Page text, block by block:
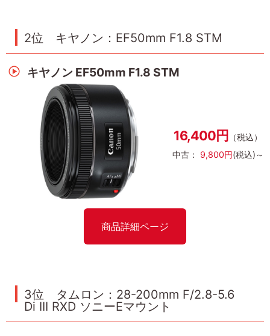
2位 キヤノン：EF50mm F1.8 STM
キヤノン EF50mm F1.8 STM
16,400円 （税込）
中古： 9,800円(税込)～
商品詳細ページ
3位 タムロン：28-200mm F/2.8-5.6
Di III RXD ソニーEマウント